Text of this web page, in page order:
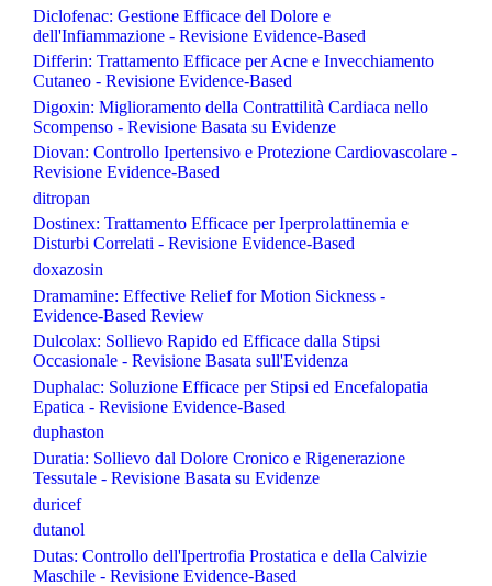
Diclofenac: Gestione Efficace del Dolore e
dell'Infiammazione - Revisione Evidence-Based
Differin: Trattamento Efficace per Acne e Invecchiamento
Cutaneo - Revisione Evidence-Based
Digoxin: Miglioramento della Contrattilità Cardiaca nello
Scompenso - Revisione Basata su Evidenze
Diovan: Controllo Ipertensivo e Protezione Cardiovascolare -
Revisione Evidence-Based
ditropan
Dostinex: Trattamento Efficace per Iperprolattinemia e
Disturbi Correlati - Revisione Evidence-Based
doxazosin
Dramamine: Effective Relief for Motion Sickness -
Evidence-Based Review
Dulcolax: Sollievo Rapido ed Efficace dalla Stipsi
Occasionale - Revisione Basata sull'Evidenza
Duphalac: Soluzione Efficace per Stipsi ed Encefalopatia
Epatica - Revisione Evidence-Based
duphaston
Duratia: Sollievo dal Dolore Cronico e Rigenerazione
Tessutale - Revisione Basata su Evidenze
duricef
dutanol
Dutas: Controllo dell'Ipertrofia Prostatica e della Calvizie
Maschile - Revisione Evidence-Based